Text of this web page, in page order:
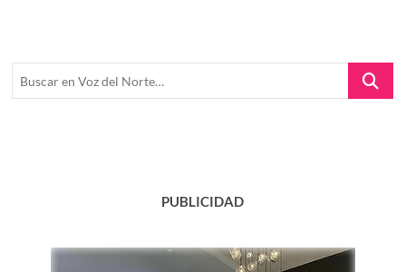
Buscar
PUBLICIDAD